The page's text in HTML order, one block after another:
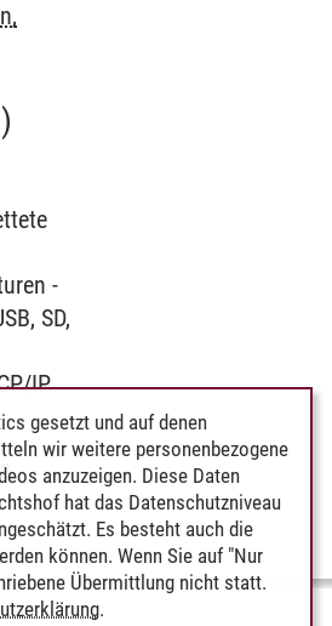
-
SD,
IP
gesetzt und auf denen
wir weitere personenbezogene
anzuzeigen. Diese Daten
hat das Datenschutzniveau
Es besteht auch die
können. Wenn Sie auf "Nur
Übermittlung nicht statt.
.